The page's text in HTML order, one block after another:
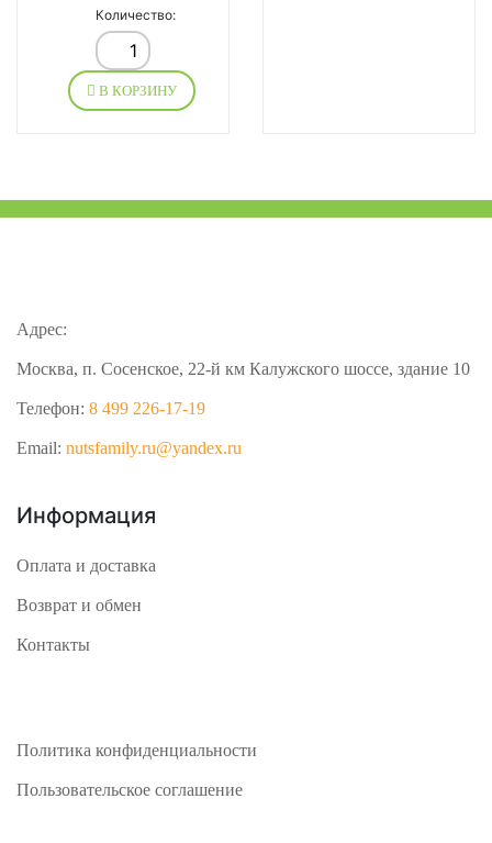
Количество:
В КОРЗИНУ
Адрес:
Москва, п. Сосенское, 22-й км Калужского шоссе, здание 10
Телефон: 8 499 226-17-19
Email: nutsfamily.ru@yandex.ru
Информация
Оплата и доставка
Возврат и обмен
Контакты
Политика конфиденциальности
Пользовательское соглашение